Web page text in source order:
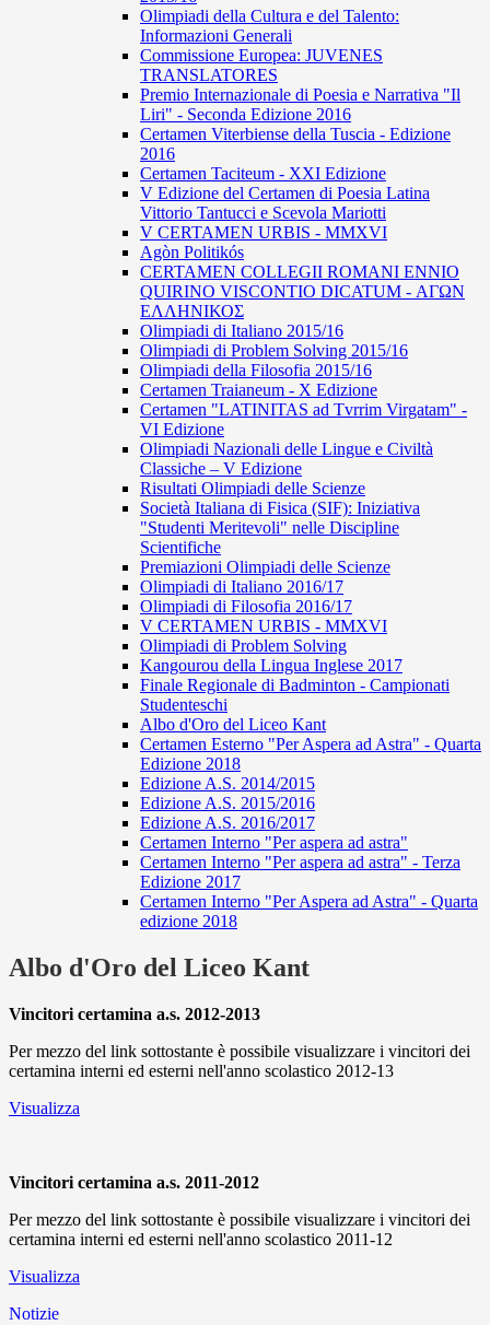
Olimpiadi della Cultura e del Talento:
Informazioni Generali
Commissione Europea: JUVENES
TRANSLATORES
Premio Internazionale di Poesia e Narrativa "Il
Liri" - Seconda Edizione 2016
Certamen Viterbiense della Tuscia - Edizione
2016
Certamen Taciteum - XXI Edizione
V Edizione del Certamen di Poesia Latina
Vittorio Tantucci e Scevola Mariotti
V CERTAMEN URBIS - MMXVI
Agòn Politikós
CERTAMEN COLLEGII ROMANI ENNIO
QUIRINO VISCONTIO DICATUM - ΑΓΩΝ
ΕΛΛΗΝΙΚΟΣ
Olimpiadi di Italiano 2015/16
Olimpiadi di Problem Solving 2015/16
Olimpiadi della Filosofia 2015/16
Certamen Traianeum - X Edizione
Certamen "LATINITAS ad Tvrrim Virgatam" -
VI Edizione
Olimpiadi Nazionali delle Lingue e Civiltà
Classiche – V Edizione
Risultati Olimpiadi delle Scienze
Società Italiana di Fisica (SIF): Iniziativa
"Studenti Meritevoli" nelle Discipline
Scientifiche
Premiazioni Olimpiadi delle Scienze
Olimpiadi di Italiano 2016/17
Olimpiadi di Filosofia 2016/17
V CERTAMEN URBIS - MMXVI
Olimpiadi di Problem Solving
Kangourou della Lingua Inglese 2017
Finale Regionale di Badminton - Campionati
Studenteschi
Albo d'Oro del Liceo Kant
Certamen Esterno "Per Aspera ad Astra" - Quarta
Edizione 2018
Edizione A.S. 2014/2015
Edizione A.S. 2015/2016
Edizione A.S. 2016/2017
Certamen Interno "Per aspera ad astra"
Certamen Interno "Per aspera ad astra" - Terza
Edizione 2017
Certamen Interno "Per Aspera ad Astra" - Quarta
edizione 2018
Albo d'Oro del Liceo Kant
Vincitori certamina a.s. 2012-2013
Per mezzo del link sottostante è possibile visualizzare i vincitori dei
certamina interni ed esterni nell'anno scolastico 2012-13
Visualizza
Vincitori certamina a.s. 2011-2012
Per mezzo del link sottostante è possibile visualizzare i vincitori dei
certamina interni ed esterni nell'anno scolastico 2011-12
Visualizza
Notizie